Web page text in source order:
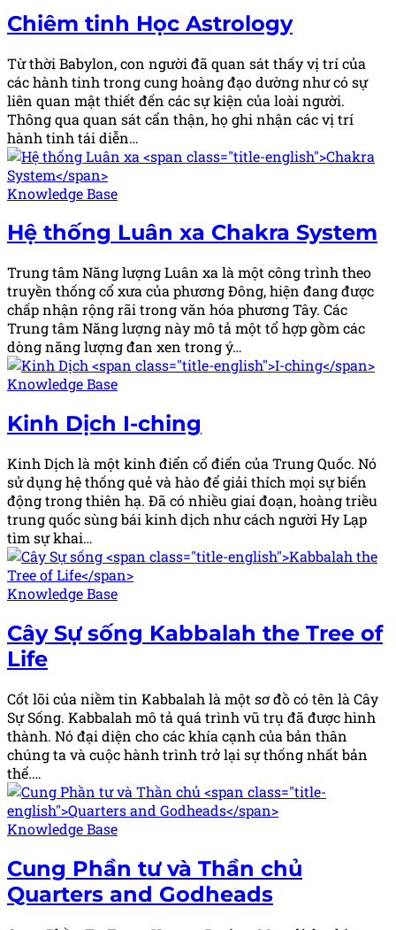
Chiêm tinh Học Astrology
Từ thời Babylon, con người đã quan sát thấy vị trí của
các hành tinh trong cung hoàng đạo dường như có sự
liên quan mật thiết đến các sự kiện của loài người.
Thông qua quan sát cẩn thận, họ ghi nhận các vị trí
hành tinh tái diễn…
Posted
Knowledge Base
Hệ thống Luân xa Chakra System
Trung tâm Năng lượng Luân xa là một công trình theo
truyền thống cổ xưa của phương Đông, hiện đang được
chấp nhận rộng rãi trong văn hóa phương Tây. Các
Trung tâm Năng lượng này mô tả một tổ hợp gồm các
dòng năng lượng đan xen trong ý…
Posted
Knowledge Base
Kinh Dịch I-ching
Kinh Dịch là một kinh điển cổ điển của Trung Quốc. Nó
sử dụng hệ thống quẻ và hào để giải thích mọi sự biến
động trong thiên hạ. Đã có nhiều giai đoạn, hoàng triều
trung quốc sùng bái kinh dịch như cách người Hy Lạp
tìm sự khai…
Posted
Knowledge Base
Cây Sự sống Kabbalah the Tree of
Life
Cốt lõi của niềm tin Kabbalah là một sơ đồ có tên là Cây
Sự Sống. Kabbalah mô tả quá trình vũ trụ đã được hình
thành. Nó đại diện cho các khía cạnh của bản thân
chúng ta và cuộc hành trình trở lại sự thống nhất bản
thể.…
Posted
Knowledge Base
Cung Phần tư và Thần chủ
Quarters and Godheads